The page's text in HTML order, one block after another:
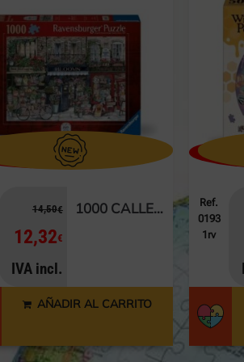
1rv
10,95 € 500 WINNIE THE POOH (REDONDO)
AÑADIR AL CARRITO